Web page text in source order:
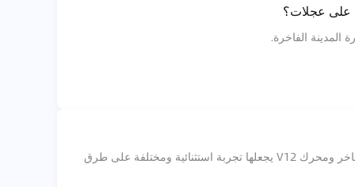
على عجلات؟
الفاخرة.
رولز رويس بوت تيل، افخم واغلى سيارة في الامارات، تقدم تصميمًا مستوحى من اليخوت وجناح ضيافة فاخر ومحرك V12 يجعلها تجربة استثنائية ومختلفة على طرق